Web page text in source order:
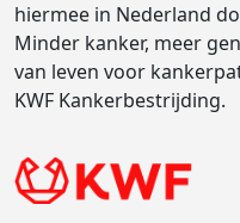
hiermee in Nederland
Minder kanker, meer
van leven voor
KWF Kankerbestrijding.